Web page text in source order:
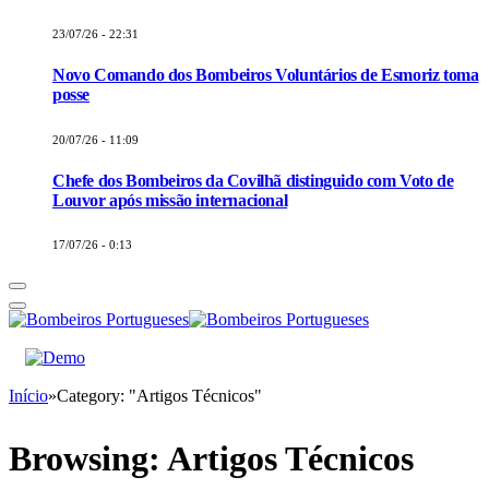
23/07/26 - 22:31
Novo Comando dos Bombeiros Voluntários de Esmoriz toma
posse
20/07/26 - 11:09
Chefe dos Bombeiros da Covilhã distinguido com Voto de
Louvor após missão internacional
17/07/26 - 0:13
Início»Category: "Artigos Técnicos"
Browsing: Artigos Técnicos